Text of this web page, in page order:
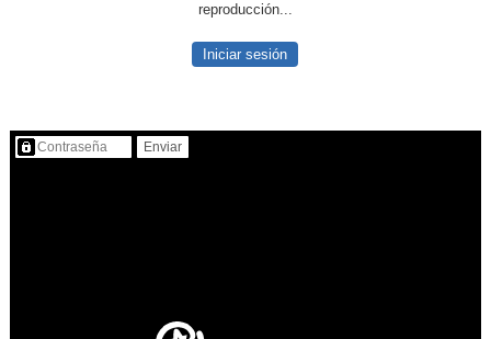
reproducción...
Iniciar sesión
Contenido protegido…